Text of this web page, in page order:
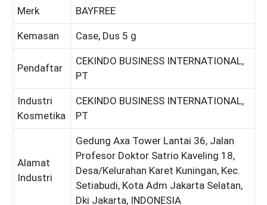
Merk BAYFREE
Kemasan Case, Dus 5 g
Pendaftar
CEKINDO BUSINESS INTERNATIONAL,
PT
Industri
Kosmetika
CEKINDO BUSINESS INTERNATIONAL,
PT
Alamat
Industri
Gedung Axa Tower Lantai 36, Jalan
Profesor Doktor Satrio Kaveling 18,
Desa/Kelurahan Karet Kuningan, Kec.
Setiabudi, Kota Adm Jakarta Selatan,
Dki Jakarta, INDONESIA